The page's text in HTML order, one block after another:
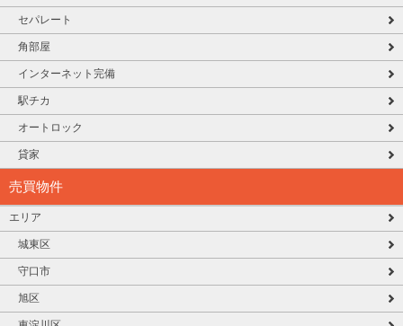
セパレート
角部屋
インターネット完備
駅チカ
オートロック
貸家
売買物件
エリア
城東区
守口市
旭区